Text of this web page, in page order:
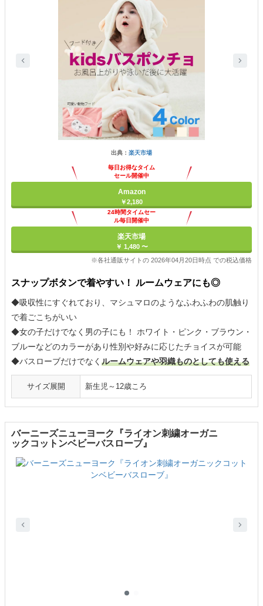
出典： 楽天市場
毎日お得なタイム
セール開催中
Amazon
￥2,180
24時間タイムセー
ル毎日開催中
楽天市場
￥ 1,480 〜
※各社通販サイトの 2026年04月20日時点 での税込価格
スナップボタンで着やすい！ ルームウェアにも◎
◆吸収性にすぐれており、マシュマロのようなふわふわの肌触り
で着ごこちがいい
◆女の子だけでなく男の子にも！ ホワイト・ピンク・ブラウン・
ブルーなどのカラーがあり性別や好みに応じたチョイスが可能
◆バスローブだけでなく ルームウェアや羽織ものとしても使える
サイズ展開 新生児～12歳ころ
バーニーズニューヨーク『ライオン刺繍オーガニ
ックコットンベビーバスローブ』